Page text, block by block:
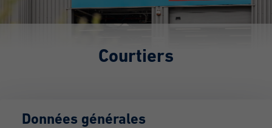
Courtiers
Données générales